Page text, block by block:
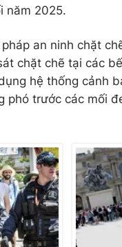
năm 2025.
an ninh chặt
chặt chẽ tại các
hệ thống cảnh
phó trước các mối